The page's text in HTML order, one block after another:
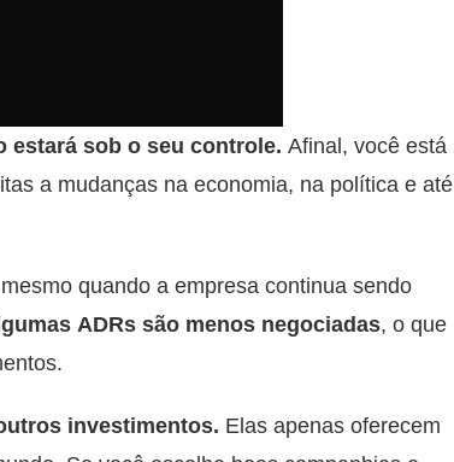
estará sob o seu controle. Afinal, você está
a mudanças na economia, na política e até
quando a empresa continua sendo
ADRs são menos negociadas, o que
investimentos. Elas apenas oferecem